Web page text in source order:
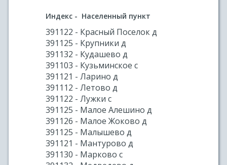
Индекс - Населенный пункт
391122 - Красный Поселок д
391125 - Крупники д
391132 - Кудашево д
391103 - Кузьминское с
391121 - Ларино д
391112 - Летово д
391122 - Лужки с
391125 - Малое Алешино д
391126 - Малое Жоково д
391125 - Малышево д
391121 - Мантурово д
391130 - Марково с